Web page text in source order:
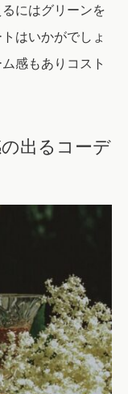
にはグリーンを
はいかがでしょ
感もありコスト
出るコーデ